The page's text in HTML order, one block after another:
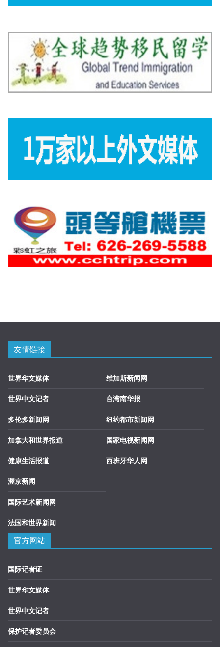
友情链接
世界华文媒体
世界中文记者
多伦多新闻网
加拿大和世界报道
健康生活报道
渥京新闻
国际艺术新闻网
法国和世界新闻
维加斯新闻网
台湾南华报
纽约都市新闻网
国家电视新闻网
西班牙华人网
官方网站
国际记者证
世界华文媒体
世界中文记者
保护记者委员会